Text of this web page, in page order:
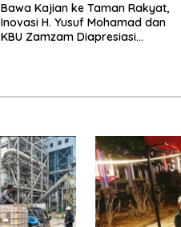
Bawa Kajian ke Taman Rakyat,
Inovasi H. Yusuf Mohamad dan
KBU Zamzam Diapresiasi